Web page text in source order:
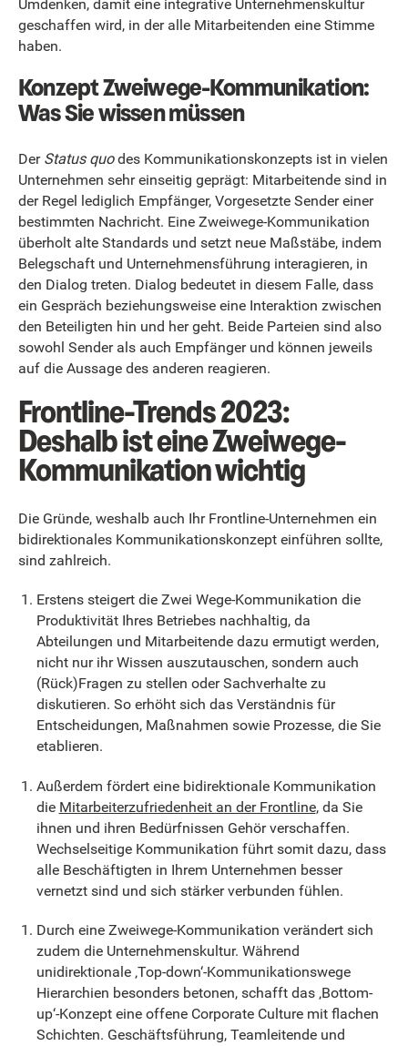
Umdenken, damit eine integrative Unternehmenskultur
geschaffen wird, in der alle Mitarbeitenden eine Stimme
haben.
Konzept Zweiwege-Kommunikation:
Was Sie wissen müssen
Der Status quodes Kommunikationskonzepts ist in vielen
Unternehmen sehr einseitig geprägt: Mitarbeitende sind in
der Regel lediglich Empfänger, Vorgesetzte Sender einer
bestimmten Nachricht. Eine Zweiwege-Kommunikation
überholt alte Standards und setzt neue Maßstäbe, indem
Belegschaft und Unternehmensführung interagieren, in
den Dialog treten. Dialog bedeutet in diesem Falle, dass
ein Gespräch beziehungsweise eine Interaktion zwischen
den Beteiligten hin und her geht. Beide Parteien sind also
sowohl Sender als auch Empfänger und können jeweils
auf die Aussage des anderen reagieren.
Frontline-Trends 2023:
Deshalb ist eine Zweiwege-
Kommunikation wichtig
Die Gründe, weshalb auch Ihr Frontline-Unternehmen ein
bidirektionales Kommunikationskonzept einführen sollte,
sind zahlreich.
Erstens steigert die Zwei Wege-Kommunikation die
Produktivität Ihres Betriebes nachhaltig, da
Abteilungen und Mitarbeitende dazu ermutigt werden,
nicht nur ihr Wissen auszutauschen, sondern auch
(Rück)Fragen zu stellen oder Sachverhalte zu
diskutieren. So erhöht sich das Verständnis für
Entscheidungen, Maßnahmen sowie Prozesse, die Sie
etablieren.
Außerdem fördert eine bidirektionale Kommunikation
die Mitarbeiterzufriedenheit an der Frontline, da Sie
ihnen und ihren Bedürfnissen Gehör verschaffen.
Wechselseitige Kommunikation führt somit dazu, dass
alle Beschäftigten in Ihrem Unternehmen besser
vernetzt sind und sich stärker verbunden fühlen.
Durch eine Zweiwege-Kommunikation verändert sich
zudem die Unternehmenskultur. Während
unidirektionale ‚Top-down‘-Kommunikationswege
Hierarchien besonders betonen, schafft das ‚Bottom-
up‘-Konzept eine offene Corporate Culture mit flachen
Schichten. Geschäftsführung, Teamleitende und